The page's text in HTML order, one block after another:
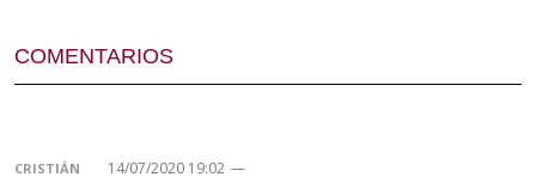
COMENTARIOS
CRISTIÁN 14/07/2020 19:02 —